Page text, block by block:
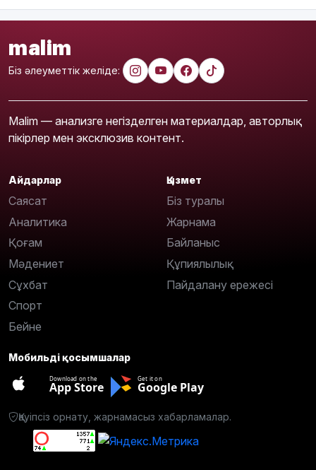
malim
Біз әлеуметтік желіде:
Malim — анализге негізделген материалдар, авторлық
пікірлер мен эксклюзив контент.
Айдарлар
Саясат
Аналитика
Қоғам
Мәдениет
Сұхбат
Спорт
Бейне
Қызмет
Біз туралы
Жарнама
Байланыс
Құпиялылық
Пайдалану ережесі
Мобильді қосымшалар
Download on the
App Store
Get it on
Google Play
Қауіпсіз орнату, жарнамасыз хабарламалар.